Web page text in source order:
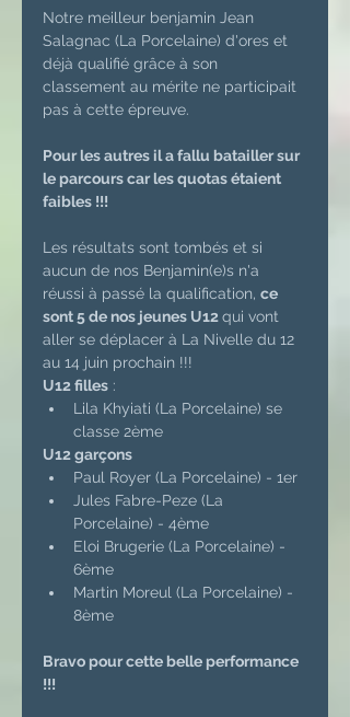
Notre meilleur benjamin Jean
Salagnac (La Porcelaine) d'ores et
déjà qualifié grâce à son
classement au mérite ne participait
pas à cette épreuve.
Pour les autres il a fallu batailler sur
le parcours car les quotas étaient
faibles !!!
Les résultats sont tombés et si
aucun de nos Benjamin(e)s n'a
réussi à passé la qualification, ce
sont 5 de nos jeunes U12 qui vont
aller se déplacer à La Nivelle du 12
au 14 juin prochain !!!
U12 filles :
Lila Khyiati (La Porcelaine) se
classe 2ème
U12 garçons
Paul Royer (La Porcelaine) - 1er
Jules Fabre-Peze (La
Porcelaine) - 4ème
Eloi Brugerie (La Porcelaine) -
6ème
Martin Moreul (La Porcelaine) -
8ème
Bravo pour cette belle performance
!!!